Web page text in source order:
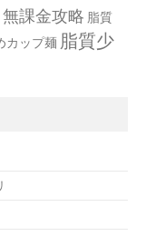
無課金攻略 脂質
カップ麺 脂質少